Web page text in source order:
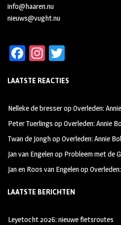
info@haaren.nu
nieuws@vught.nu
Fa
b
oo
k
In
ag
m
tt
LAATSTE REACTIES
Nelleke de bresseropOverleden:
Peter Tuerlings opOverleden: Annie
Twan de JonghopOverleden: Annie
Jan van Engelenop Probleem met de
Jan en Roos van Engelenop
LAATSTE BERICHTEN
Leyetocht 2026: nieuwe fietsroutes